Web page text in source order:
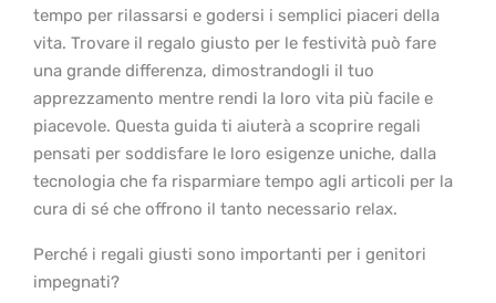
tempo per rilassarsi e godersi i semplici piaceri della
vita. Trovare il regalo giusto per le festività può fare
una grande differenza, dimostrandogli il tuo
apprezzamento mentre rendi la loro vita più facile e
piacevole. Questa guida ti aiuterà a scoprire regali
pensati per soddisfare le loro esigenze uniche, dalla
tecnologia che fa risparmiare tempo agli articoli per la
cura di sé che offrono il tanto necessario relax.
Perché i regali giusti sono importanti per i genitori
impegnati?